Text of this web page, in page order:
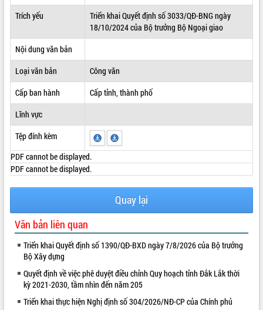
VĂN BẢN HĐND TỈNH
ĐIỂM TIN VĂN BẢN
VIDEO
Trích yếu
Triển khai Quyết định số 3033/QĐ-BNG ngày
18/10/2024 của Bộ trưởng Bộ Ngoại giao
Nội dung văn bản
Loại văn bản
Công văn
Cấp ban hành
Cấp tỉnh, thành phố
Lĩnh vực
Tệp đính kèm
PDF cannot be displayed.
PDF cannot be displayed.
Quay lại
Văn bản liên quan
Triển khai Quyết định số 1390/QĐ-BXD ngày 7/8/2026 của Bộ trưởng
Bộ Xây dựng
Quyết định về việc phê duyệt điều chỉnh Quy hoạch tỉnh Đắk Lắk thời
kỳ 2021-2030, tầm nhìn đến năm 205
Triển khai thực hiện Nghị định số 304/2026/NĐ-CP của Chính phủ